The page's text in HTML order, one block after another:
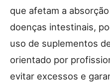
que afetam a
doenças intestinais,
uso de suplementos
orientado por
evitar excessos e